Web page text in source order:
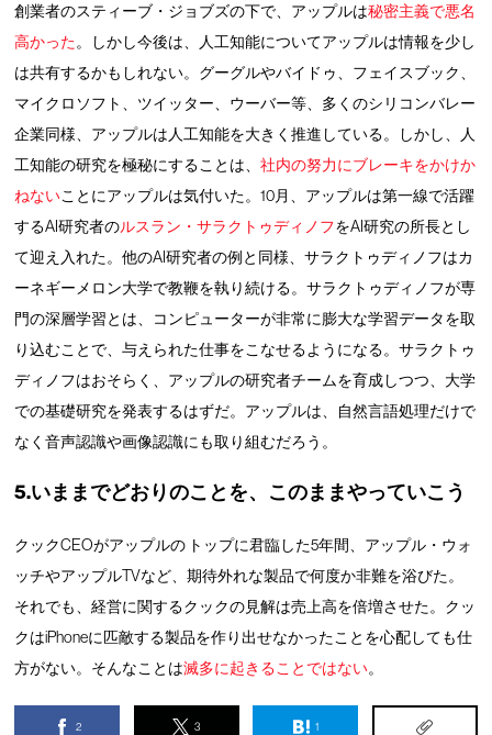
創業者のスティーブ・ジョブズの下で、アップルは秘密主義で悪名
高かった。しかし今後は、人工知能についてアップルは情報を少し
は共有するかもしれない。グーグルやバイドゥ、フェイスブック、
マイクロソフト、ツイッター、ウーバー等、多くのシリコンバレー
企業同様、アップルは人工知能を大きく推進している。しかし、人
工知能の研究を極秘にすることは、社内の努力にブレーキをかけか
ねないことにアップルは気付いた。10月、アップルは第一線で活躍
するAI研究者のルスラン・サラクトゥディノフをAI研究の所長とし
て迎え入れた。他のAI研究者の例と同様、サラクトゥディノフはカ
ーネギーメロン大学で教鞭を執り続ける。サラクトゥディノフが専
門の深層学習とは、コンピューターが非常に膨大な学習データを取
り込むことで、与えられた仕事をこなせるようになる。サラクトゥ
ディノフはおそらく、アップルの研究者チームを育成しつつ、大学
での基礎研究を発表するはずだ。アップルは、自然言語処理だけで
なく音声認識や画像認識にも取り組むだろう。
5.いままでどおりのことを、このままやっていこう
クックCEOがアップルの トップに君臨した5年間、アップル・ウォ
ッチやアップルTVなど、期待外れな製品で何度か非難を浴びた。
それでも、経営に関するクックの見解は売上高を倍増させた。クッ
クはiPhoneに匹敵する製品を作り出せなかったことを心配しても仕
方がない。そんなことは滅多に起きることではない。
2 3 1